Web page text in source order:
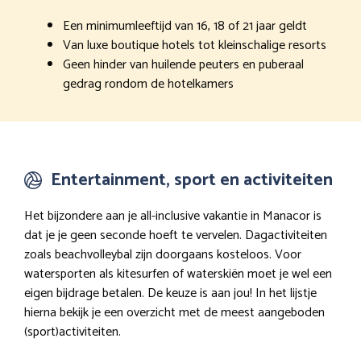
Een minimumleeftijd van 16, 18 of 21 jaar geldt
Van luxe boutique hotels tot kleinschalige resorts
Geen hinder van huilende peuters en puberaal
gedrag rondom de hotelkamers
Entertainment, sport en activiteiten
Het bijzondere aan je all-inclusive vakantie in Manacor is
dat je je geen seconde hoeft te vervelen. Dagactiviteiten
zoals beachvolleybal zijn doorgaans kosteloos. Voor
watersporten als kitesurfen of waterskiën moet je wel een
eigen bijdrage betalen. De keuze is aan jou! In het lijstje
hierna bekijk je een overzicht met de meest aangeboden
(sport)activiteiten.